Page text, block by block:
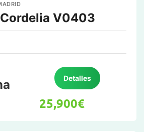
V0403
Detalles
25,900€